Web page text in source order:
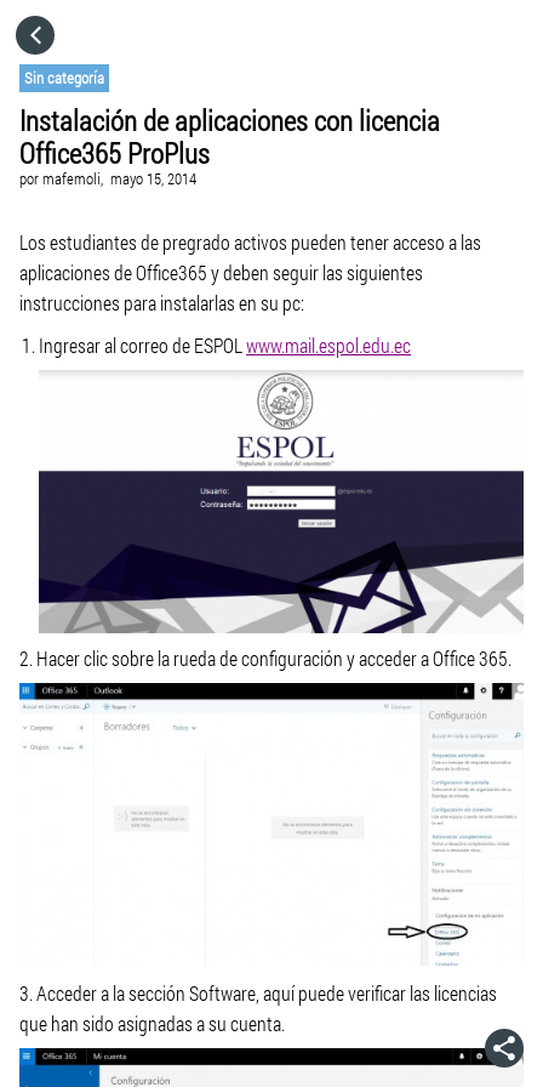
Sin categoría
Instalación de aplicaciones con licencia
Office365 ProPlus
pormafemoli, mayo 15, 2014
Los estudiantes de pregrado activos pueden tener acceso a las
aplicaciones de Office365 y deben seguir las siguientes
instrucciones para instalarlas en su pc:
Ingresar al correo de ESPOL www.mail.espol.edu.ec
2. Hacer clic sobre la rueda de configuración y acceder a Office 365.
3. Acceder a la sección Software, aquí puede verificar las licencias
que han sido asignadas a su cuenta.
CATEGORÍAS
VISITA EL SITIO WEB